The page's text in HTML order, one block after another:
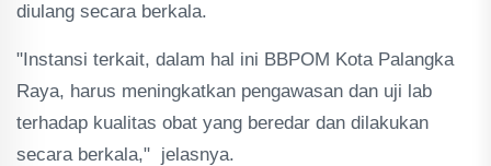
diulang secara berkala.
"Instansi terkait, dalam hal ini BBPOM Kota Palangka
Raya, harus meningkatkan pengawasan dan uji lab
terhadap kualitas obat yang beredar dan dilakukan
secara berkala," jelasnya.